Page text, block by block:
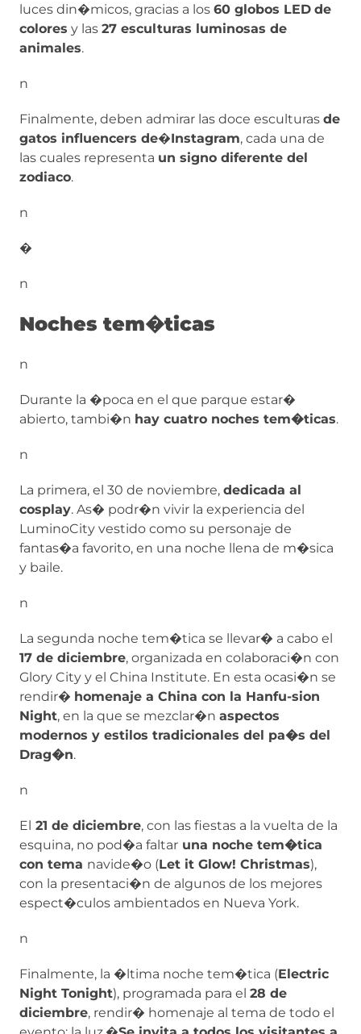
luces din�micos, gracias a los 60 globos LED de
colores y las 27 esculturas luminosas de
animales.
n
Finalmente, deben admirar las doce esculturas de
gatos influencers de�Instagram, cada una de
las cuales representa un signo diferente del
zodiaco.
n
�
n
Noches tem�ticas
n
Durante la �poca en el que parque estar�
abierto, tambi�n hay cuatro noches tem�ticas.
n
La primera, el 30 de noviembre, dedicada al
cosplay. As� podr�n vivir la experiencia del
LuminoCity vestido como su personaje de
fantas�a favorito, en una noche llena de m�sica
y baile.
n
La segunda noche tem�tica se llevar� a cabo el
17 de diciembre, organizada en colaboraci�n con
Glory City y el China Institute. En esta ocasi�n se
rendir� homenaje a China con la Hanfu-sion
Night, en la que se mezclar�n aspectos
modernos y estilos tradicionales del pa�s del
Drag�n.
n
El 21 de diciembre, con las fiestas a la vuelta de la
esquina, no pod�a faltar una noche tem�tica
con tema navide�o (Let it Glow! Christmas),
con la presentaci�n de algunos de los mejores
espect�culos ambientados en Nueva York.
n
Finalmente, la �ltima noche tem�tica (Electric
Night Tonight), programada para el 28 de
diciembre, rendir� homenaje al tema de todo el